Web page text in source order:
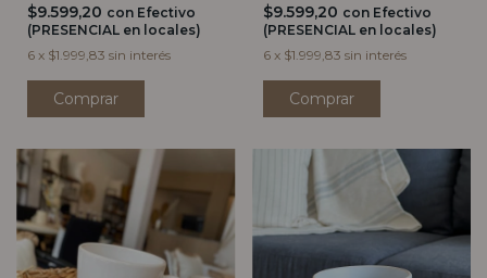
$9.599,20 con Efectivo
(PRESENCIAL en locales)
6 x $1.999,83 sin interés
$9.599,20 con Efectivo
(PRESENCIAL en locales)
6 x $1.999,83 sin interés